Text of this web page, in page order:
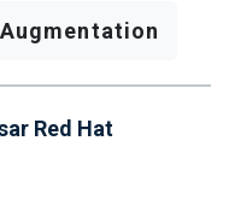
Red Hat